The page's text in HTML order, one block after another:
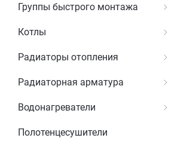
Группы быстрого монтажа
Котлы
Радиаторы отопления
Радиаторная арматура
Водонагреватели
Полотенцесушители